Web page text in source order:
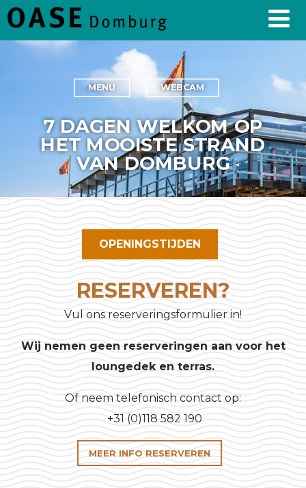
MENU WEBCAM
7 DAGEN WELKOM OP
HET MOOISTE STRAND
VAN DOMBURG
OPENINGSTIJDEN
RESERVEREN?
Vul ons reserveringsformulier in!
Wij nemen geen reserveringen aan voor het
loungedek en terras.
Of neem telefonisch contact op:
+31 (0)118 582 190
MEER INFO RESERVEREN